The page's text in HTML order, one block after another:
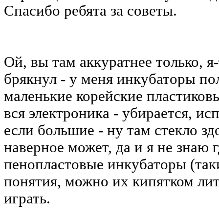
Спасибо ребята за советы.
Ой, вы там аккуратнее только,
брякнул - у меня инкубаторы
маленькие корейские
вся электроника - убирается,
если большие - ну там стекло
наверное может, да и я не знаю
пенопластовые инкубаторы
понятия, можно их кипятком
играть.